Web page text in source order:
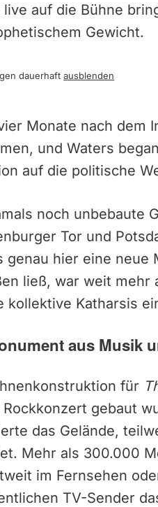
live auf die Bühne
Gewicht.
dauerhaftausblenden
Monate nach dem
und Waters
auf die politische
noch unbebaute
Tor und
genau hier eine neue
ließ, war weit mehr
kollektive Katharsis
aus Musik
für
gebaut
das Gelände,
Mehr als 300.000
im Fernsehen
TV-Sender